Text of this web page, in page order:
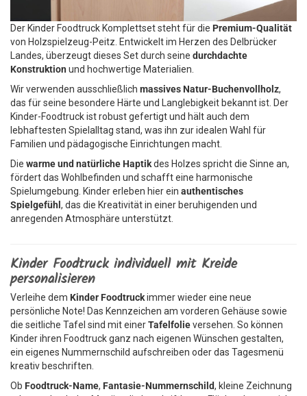
Der Kinder Foodtruck Komplettset steht für die Premium-Qualität
von Holzspielzeug-Peitz. Entwickelt im Herzen des Delbrücker
Landes, überzeugt dieses Set durch seine durchdachte
Konstruktion und hochwertige Materialien.
Wir verwenden ausschließlich massives Natur-Buchenvollholz,
das für seine besondere Härte und Langlebigkeit bekannt ist. Der
Kinder-Foodtruck ist robust gefertigt und hält auch dem
lebhaftesten Spielalltag stand, was ihn zur idealen Wahl für
Familien und pädagogische Einrichtungen macht.
Die warme und natürliche Haptikdes Holzes spricht die Sinne an,
fördert das Wohlbefinden und schafft eine harmonische
Spielumgebung. Kinder erleben hier ein authentisches
Spielgefühl , das die Kreativität in einer beruhigenden und
anregenden Atmosphäre unterstützt.
Kinder Foodtruck individuell mit Kreide
personalisieren
Verleihe dem Kinder Foodtruckimmer wieder eine neue
persönliche Note! Das Kennzeichen am vorderen Gehäuse sowie
die seitliche Tafel sind mit einerTafelfolieversehen. So können
Kinder ihren Foodtruck ganz nach eigenen Wünschen gestalten,
ein eigenes Nummernschild aufschreiben oder das Tagesmenü
kreativ beschriften.
Ob Foodtruck-Name, Fantasie-Nummernschild, kleine Zeichnung